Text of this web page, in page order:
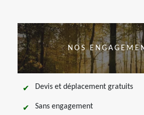
NOS
Devis et déplacement gratuits
Sans engagement